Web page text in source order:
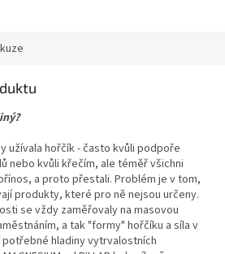
užívala hořčík - často kvůli podpoře
nebo kvůli křečím, ale téměř všichni
a proto přestali. Problém je v tom,
produkty, které pro ně nejsou určeny.
se vždy zaměřovaly na masovou
a tak "formy" hořčíku a síla v
hladiny vytrvalostních